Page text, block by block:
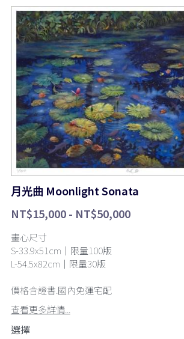
月光曲 Moonlight Sonata
NT$15,000 - NT$50,000
畫心尺寸
S-33.9x51cm｜限量100版
L-54.5x82cm｜限量30版
價格含證書.國內免運宅配
查看更多詳情...
選擇